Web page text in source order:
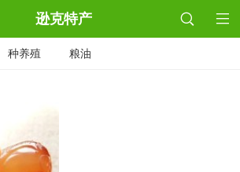
逊克特产
种养殖 粮油